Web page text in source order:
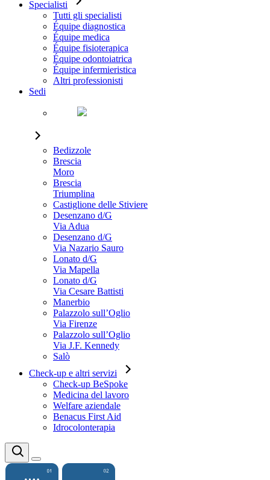
Specialisti
Tutti gli specialisti
Équipe diagnostica
Équipe medica
Équipe fisioterapica
Équipe odontoiatrica
Équipe infermieristica
Altri professionisti
Sedi
Bedizzole
Brescia
Moro
Brescia
Triumplina
Castiglione delle Stiviere
Desenzano d/G
Via Adua
Desenzano d/G
Via Nazario Sauro
Lonato d/G
Via Mapella
Lonato d/G
Via Cesare Battisti
Manerbio
Palazzolo sull’Oglio
Via Firenze
Palazzolo sull’Oglio
Via J.F. Kennedy
Salò
Check-up e altri servizi
Check-up BeSpoke
Medicina del lavoro
Welfare aziendale
Benacus First Aid
Idrocolonterapia